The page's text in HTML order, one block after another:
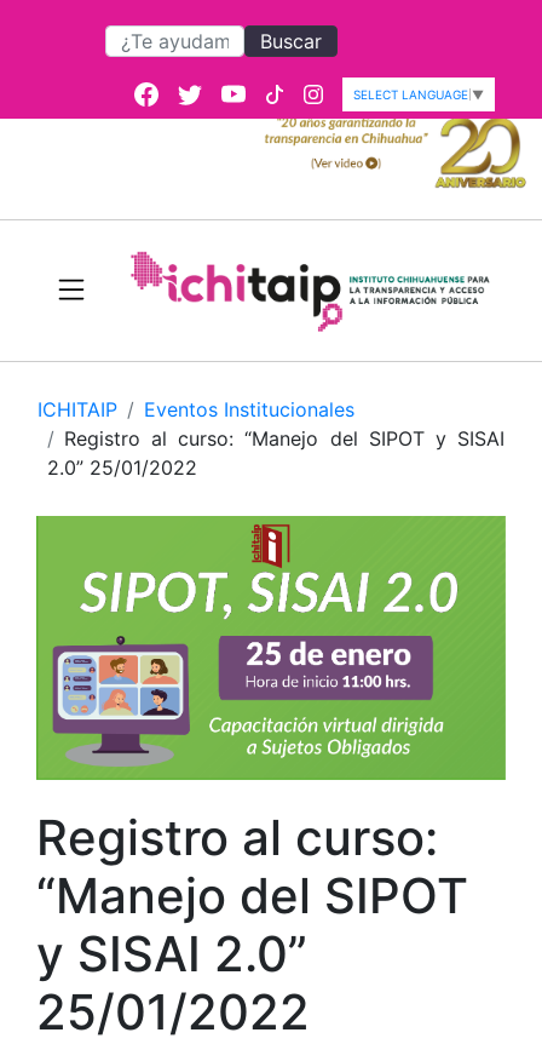
Buscar
SELECT LANGUAGE ▼
ICHITAIP
Eventos Institucionales
Registro al curso: “Manejo del SIPOT y SISAI
2.0” 25/01/2022
Registro al curso:
“Manejo del SIPOT
y SISAI 2.0”
25/01/2022